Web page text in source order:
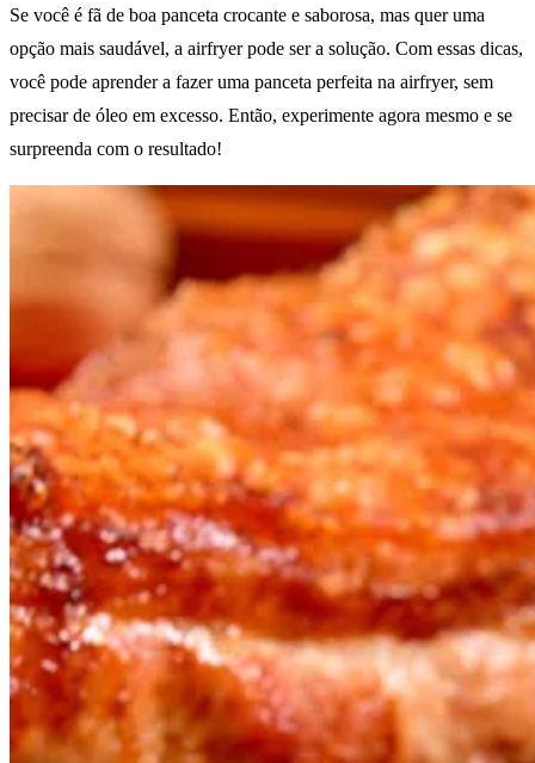
Se você é fã de boa panceta crocante e saborosa, mas quer uma
opção mais saudável, a airfryer pode ser a solução. Com essas dicas,
você pode aprender a fazer uma panceta perfeita na airfryer, sem
precisar de óleo em excesso. Então, experimente agora mesmo e se
surpreenda com o resultado!